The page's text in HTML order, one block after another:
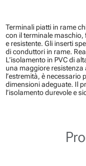
Terminali piatti in rame
con il terminale
e resistente. Gli inserti
di conduttori in rame.
L’isolamento in PVC di
una maggiore resistenza
l’estremità, è
dimensioni adeguate. Il
l’isolamento durevole e